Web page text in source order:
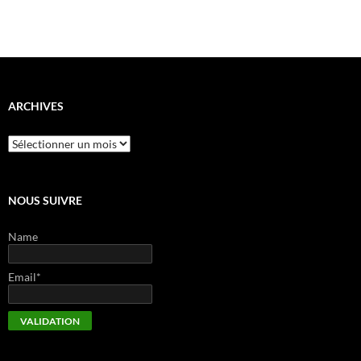
ARCHIVES
Archives
NOUS SUIVRE
Name
Email*